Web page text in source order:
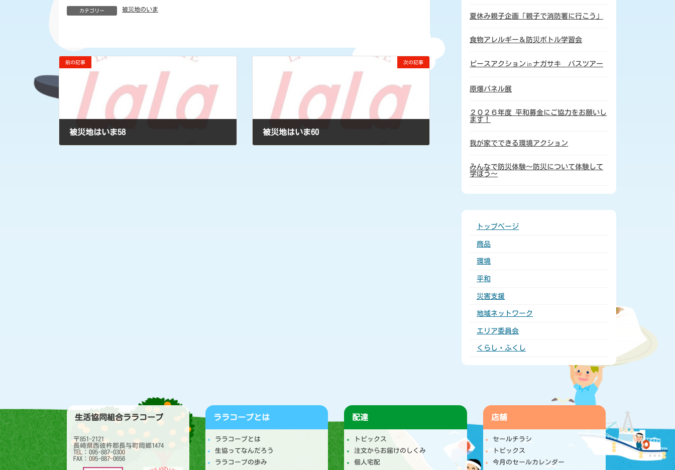
カテゴリー 被災地のいま
前の記事
被災地はいま58
次の記事
被災地はいま60
夏休み親子企画「親子で消防署に行こう」
食物アレルギー＆防災ボトル学習会
ピースアクション㏌ナガサキ バスツアー
原爆パネル展
２０２６年度 平和募金にご協力をお願いし
ます！
我が家でできる環境アクション
みんなで防災体験～防災について体験して
学ぼう～
トップページ
商品
環境
平和
災害支援
地域ネットワーク
エリア委員会
くらし・ふくし
生活協同組合ララコープ
〒851-2121
長崎県西彼杵郡長与町岡郷1474
TEL：095-887-0300
FAX：095-887-0656
ララコープとは
ララコープとは
生協ってなんだろう
ララコープの歩み
配達
トピックス
注文からお届けのしくみ
個人宅配
店舗
セールチラシ
トピックス
今月のセールカレンダー